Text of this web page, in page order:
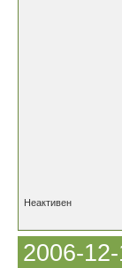
Неактивен
2006-